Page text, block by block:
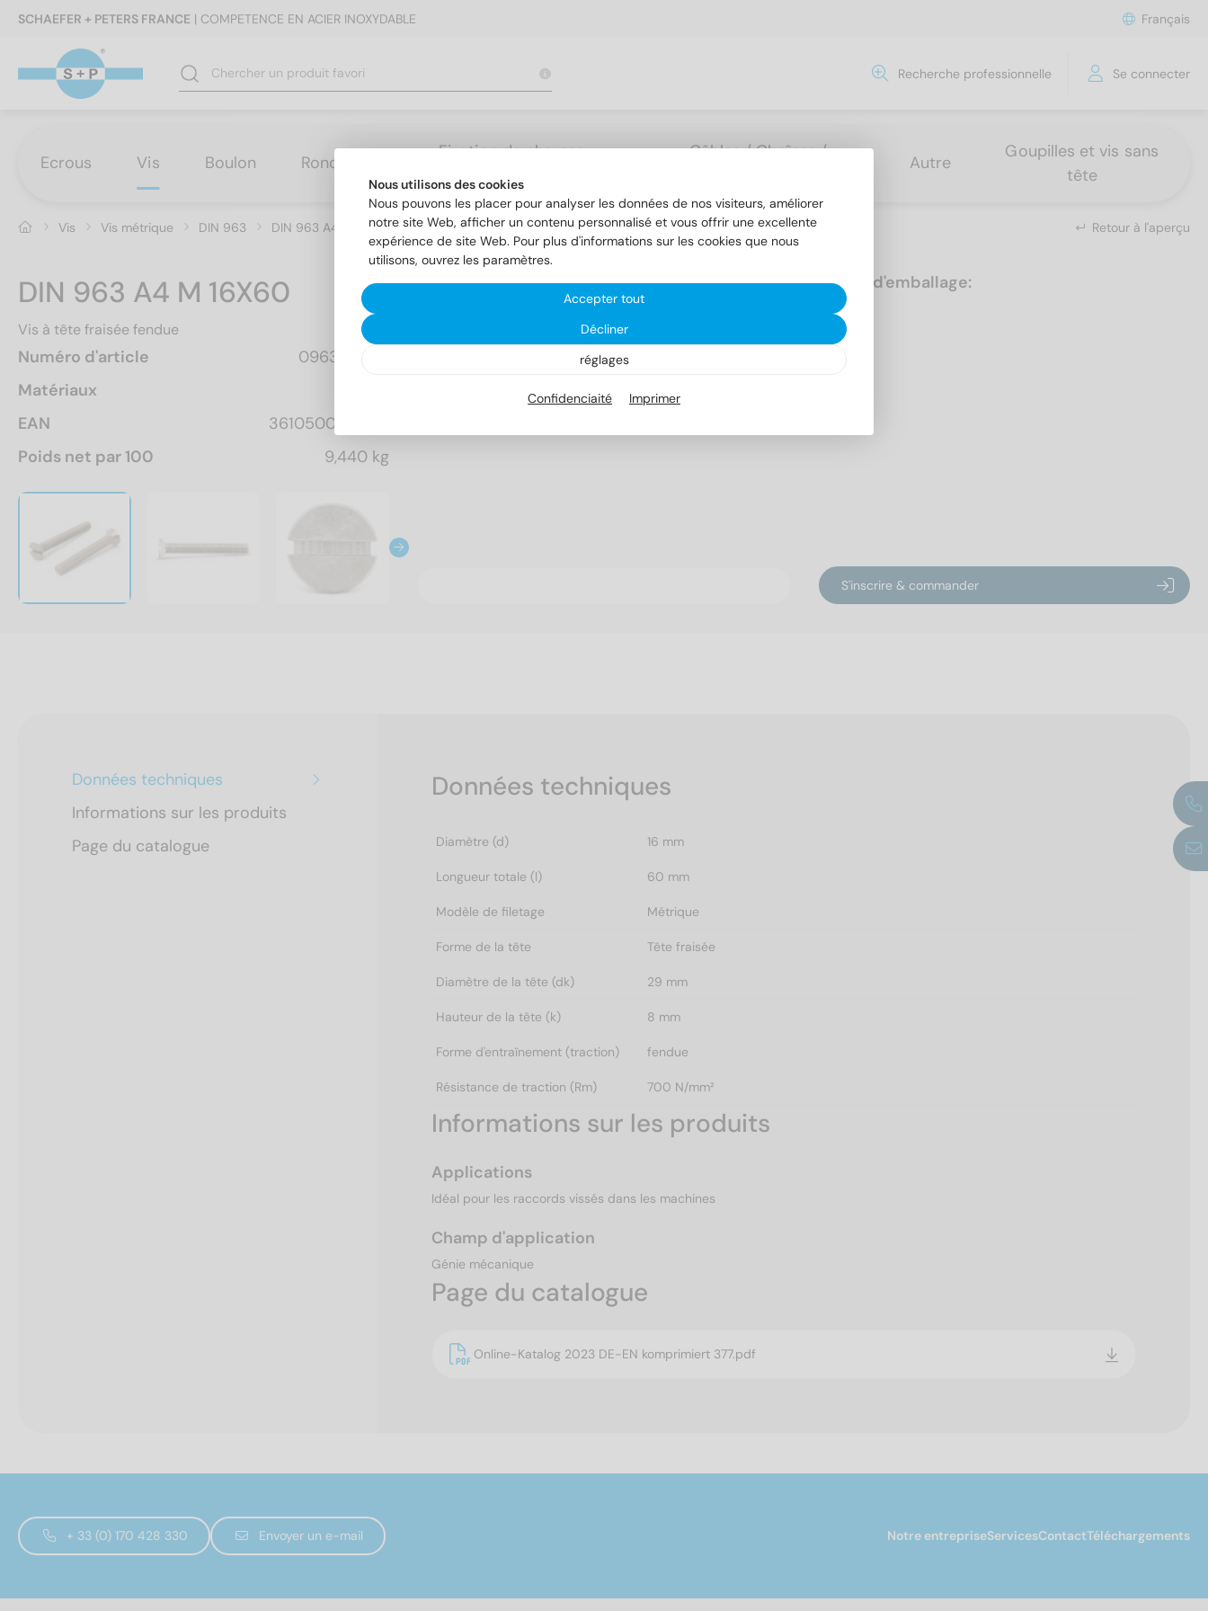
SCHAEFER + PETERS FRANCE | COMPETENCE EN ACIER INOXYDABLE Français
Recherche professionnelle Se connecter
Ecrous Vis Boulon Rondelles
Fixation de charges
lourdes
Câbles / Chaînes /
Autre
Goupilles et vis sans
tête
Vis Vis métrique DIN 963 DIN 963 A4 M 16X60 Retour à l'aperçu
DIN 963 A4 M 16X60
Vis à tête fraisée fendue
Numéro d'article
0963416 60
Matériaux
EAN
3610500163753
Poids net par 100
9,440 kg
Unités d'emballage:
25
S'inscrire & commander
Données techniques
Informations sur les produits
Page du catalogue
Données techniques
Diamètre (d) 16 mm
Longueur totale (l) 60 mm
Modèle de filetage Métrique
Forme de la tête Tête fraisée
Diamètre de la tête (dk) 29 mm
Hauteur de la tête (k) 8 mm
Forme d'entraînement (traction) fendue
Résistance de traction (Rm) 700 N/mm²
Informations sur les produits
Applications
Idéal pour les raccords vissés dans les machines
Champ d'application
Génie mécanique
Page du catalogue
Online-Katalog 2023 DE-EN komprimiert 377.pdf
+ 33 (0) 170 428 330 Envoyer un e-mail Notre entrepriseServicesContactTéléchargements
Nous utilisons des cookies
Nous pouvons les placer pour analyser les données de nos visiteurs, améliorer
notre site Web, afficher un contenu personnalisé et vous offrir une excellente
expérience de site Web. Pour plus d'informations sur les cookies que nous
utilisons, ouvrez les paramètres.
Accepter tout
Décliner
réglages
Confidenciaité Imprimer